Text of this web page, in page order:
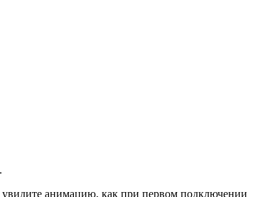
увидите анимацию, как при первом подключении